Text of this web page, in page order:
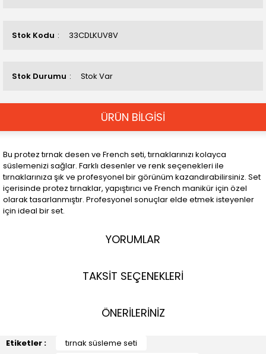
Stok Kodu 33CDLKUV8V
Stok Durumu Stok Var
ÜRÜN BİLGİSİ
Bu protez tırnak desen ve French seti, tırnaklarınızı kolayca
süslemenizi sağlar. Farklı desenler ve renk seçenekleri ile
tırnaklarınıza şık ve profesyonel bir görünüm kazandırabilirsiniz. Set
içerisinde protez tırnaklar, yapıştırıcı ve French manikür için özel
olarak tasarlanmıştır. Profesyonel sonuçlar elde etmek isteyenler
için ideal bir set.
YORUMLAR
TAKSİT SEÇENEKLERİ
ÖNERİLERİNİZ
Etiketler :
tırnak süsleme seti